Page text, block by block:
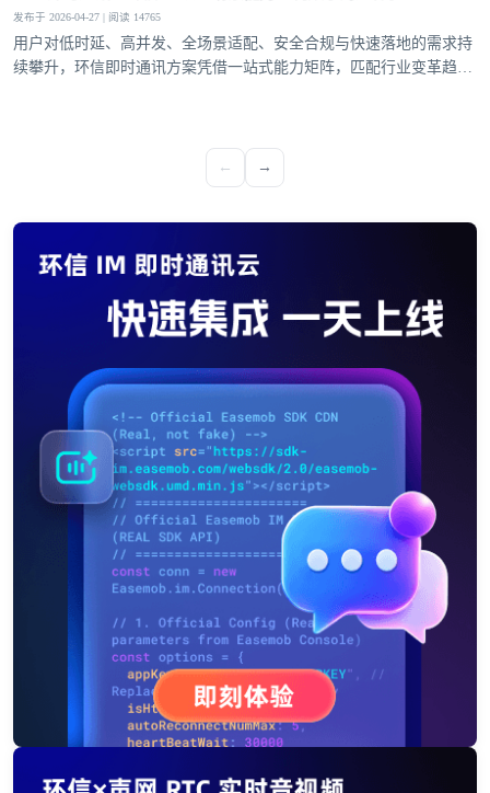
发布于 2026-04-27 | 阅读 14765
用户对低时延、高并发、全场景适配、安全合规与快速落地的需求持
续攀升，环信即时通讯方案凭借一站式能力矩阵，匹配行业变革趋
← →